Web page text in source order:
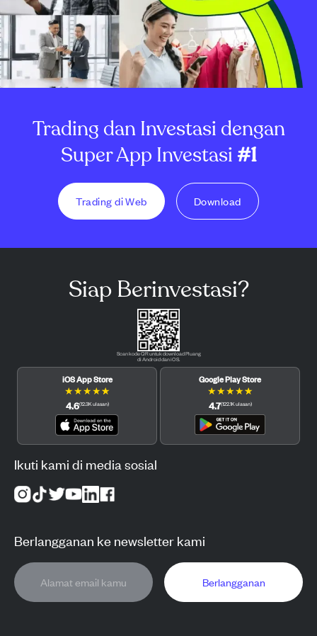
Trading dan Investasi dengan
Super App Investasi#1
Trading di Web Download
Siap Berinvestasi?
Scan kode QR untuk download Pluang
di Android dan iOS.
iOS App Store
★★★★★
4.6(12.3Kulasan)
Google Play Store
★★★★★
4.7(122.1Kulasan)
Ikuti kami di media sosial
Berlangganan ke newsletter kami
Berlangganan